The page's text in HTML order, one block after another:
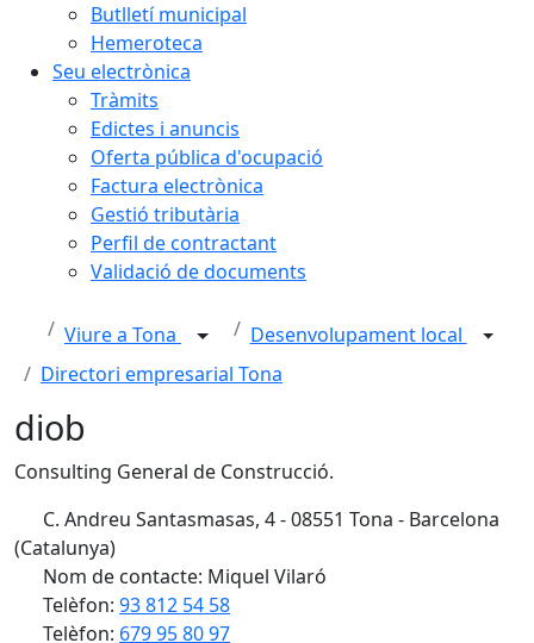
Butlletí municipal
Hemeroteca
Seu electrònica
Tràmits
Edictes i anuncis
Oferta pública d'ocupació
Factura electrònica
Gestió tributària
Perfil de contractant
Validació de documents
Viure a Tona
Desenvolupament local
Directori empresarial Tona
diob
Consulting General de Construcció.
C. Andreu Santasmasas, 4 - 08551 Tona - Barcelona
(Catalunya)
Nom de contacte: Miquel Vilaró
Telèfon: 93 812 54 58
Telèfon: 679 95 80 97